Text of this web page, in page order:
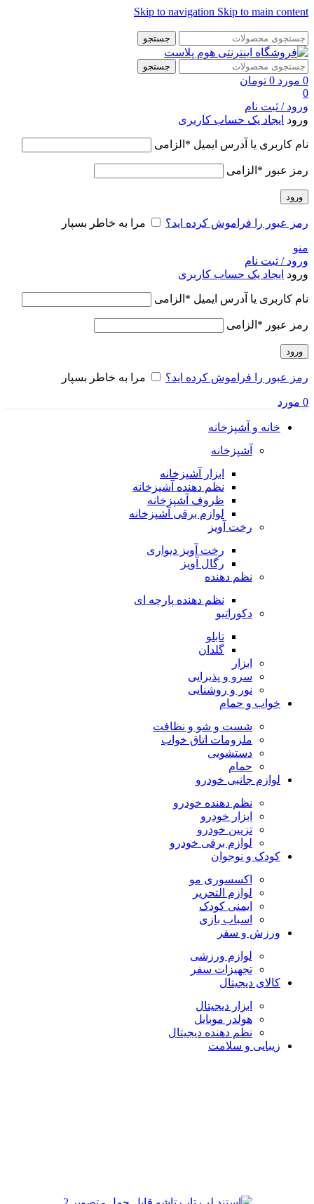
Skip to navigation Skip to main content
👈با کلیک روی این نوشته عضو کانال هوم پلاست در پیام رسان بله
شوید👉
جستجو
جستجو
0 مورد 0 تومان
0
ورود / ثبت نام
ورود ایجاد یک حساب کاربری
نام کاربری یا آدرس ایمیل * الزامی
رمز عبور * الزامی
ورود
رمز عبور را فراموش کرده اید؟ مرا به خاطر بسپار
منو
ورود / ثبت نام
ورود ایجاد یک حساب کاربری
نام کاربری یا آدرس ایمیل * الزامی
رمز عبور * الزامی
ورود
رمز عبور را فراموش کرده اید؟ مرا به خاطر بسپار
0 مورد
خانه و آشپزخانه
آشپزخانه
ابزار آشپزخانه
نظم دهنده آشپزخانه
ظروف آشپزخانه
لوازم برقی آشپزخانه
رخت آویز
رخت آویز دیواری
رگال آویز
نظم دهنده
نظم دهنده پارچه ای
دکوراتیو
تابلو
گلدان
ابزار
سرو و پذیرایی
نور و روشنایی
خواب و حمام
شست و شو و نظافت
ملزومات اتاق خواب
دستشویی
حمام
لوازم جانبی خودرو
نظم دهنده خودرو
ابزار خودرو
تزیین خودرو
لوازم برقی خودرو
کودک و نوجوان
اکسسوری مو
لوازم التحریر
ایمنی کودک
اسباب بازی
ورزش و سفر
لوازم ورزشی
تجهیزات سفر
کالای دیجیتال
ابزار دیجیتال
هولدر موبایل
نظم دهنده دیجیتال
زیبایی و سلامت